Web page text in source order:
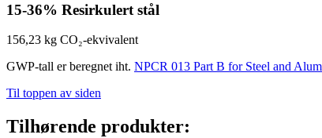
15-36% Resirkulert stål
156,23 kg CO₂-ekvivalent
GWP-tall er beregnet iht. NPCR 013 Part B for Steel and
Til toppen av siden
Tilhørende produkter: